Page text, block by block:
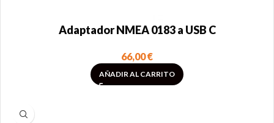
Adaptador NMEA 0183 a USB C
66,00€
AÑADIR AL CARRITO